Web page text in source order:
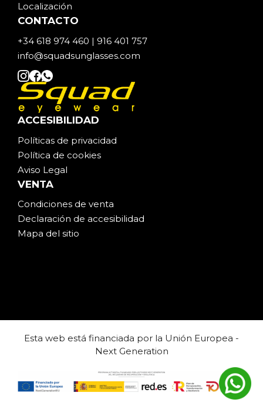
Localización
CONTACTO
+34 618 974 460 | 916 401 757
info@squadsunglasses.com
ACCESIBILIDAD
Políticas de privacidad
Política de cookies
Aviso Legal
VENTA
Condiciones de venta
Declaración de accesibilidad
Mapa del sitio
Esta web está financiada por la Unión Europea -
Next Generation